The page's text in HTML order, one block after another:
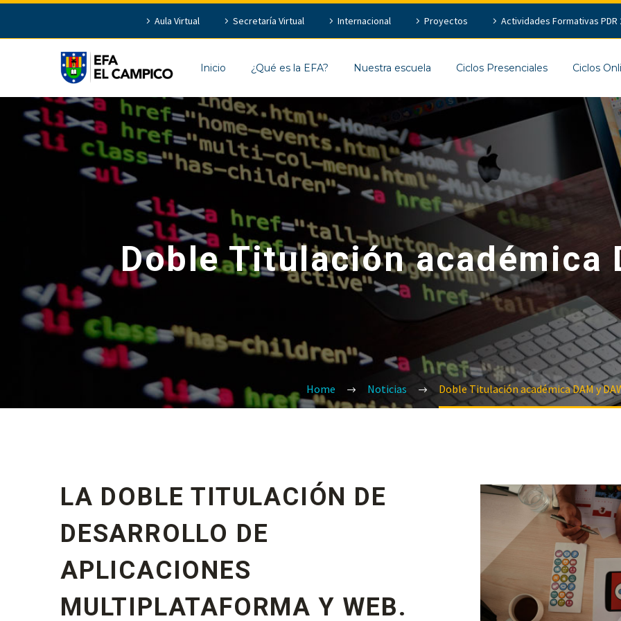
Aula Virtual Secretaría Virtual Internacional Proyectos Actividades Formativas PDR
Inicio ¿Qué es la EFA? Nuestra escuela Ciclos Presenciales Ciclos
Doble Titulación académica
Home Noticias Doble Titulación académica DAM y
LA DOBLE TITULACIÓN DE
DESARROLLO DE
APLICACIONES
MULTIPLATAFORMA Y WEB.